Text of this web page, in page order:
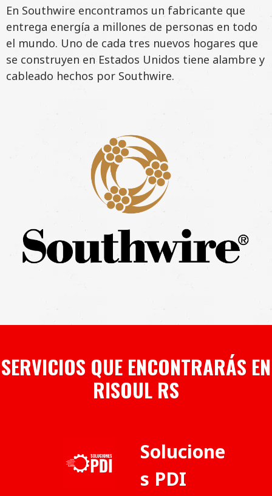
En Southwire encontramos un fabricante que
entrega energía a millones de personas en todo
el mundo. Uno de cada tres nuevos hogares que
se construyen en Estados Unidos tiene alambre y
cableado hechos por Southwire.
SERVICIOS QUE ENCONTRARÁS EN
RISOUL RS
Solucione
s PDI